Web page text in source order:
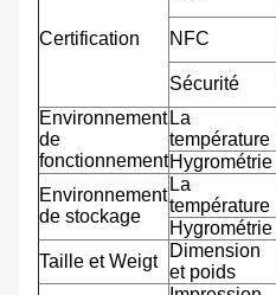
Certification
NFC
Sécurité
Environnement
de
fonctionnement
La
température
Hygrométrie
Environnement
de stockage
La
température
Hygrométrie
Taille et Weigt
Dimension
et poids